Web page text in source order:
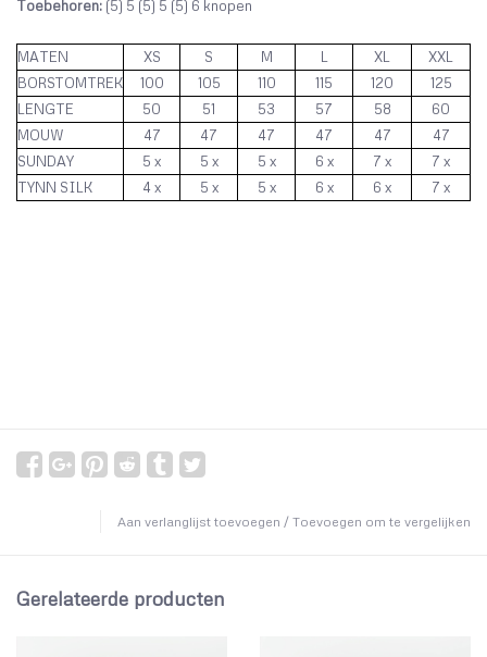
Toebehoren: (5) 5 (5) 5 (5) 6 knopen
MATEN XS S M L XL
XXL
BORSTOMTREK
100 105 110 115 120
125
LENGTE
50 51 53 57 58
60
MOUW
47 47 47 47 47
47
SUNDAY
5 x 5 x 5 x 6 x 7 x
7 x
TYNN SILK
4 x 5 x 5 x 6 x 6 x 7 x
Aan verlanglijst toevoegen / Toevoegen om te vergelijken
Gerelateerde producten